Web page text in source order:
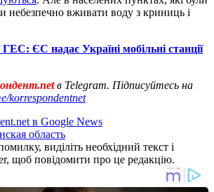
небезпечно вживати воду з криниць і
ЄС надає Україні мобільні станції
в Telegram. Підписуйтесь на
korrespondentnet
в Google News
область
виділіть необхідний текст і
щоб повідомити про це редакцію.